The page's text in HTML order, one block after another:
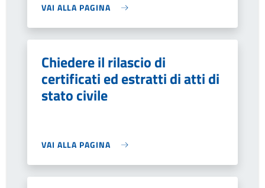
VAI ALLA PAGINA
Chiedere il rilascio di
certificati ed estratti di atti di
stato civile
VAI ALLA PAGINA